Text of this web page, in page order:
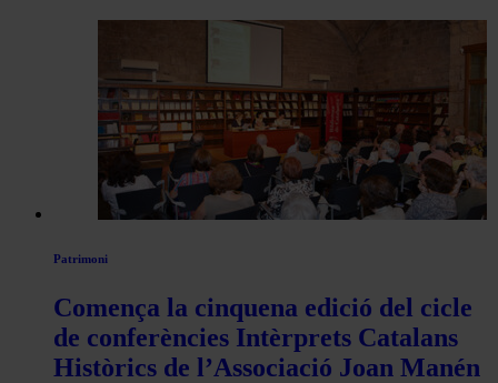
Patrimoni
Comença la cinquena edició del cicle
de conferències Intèrprets Catalans
Històrics de l’Associació Joan Manén